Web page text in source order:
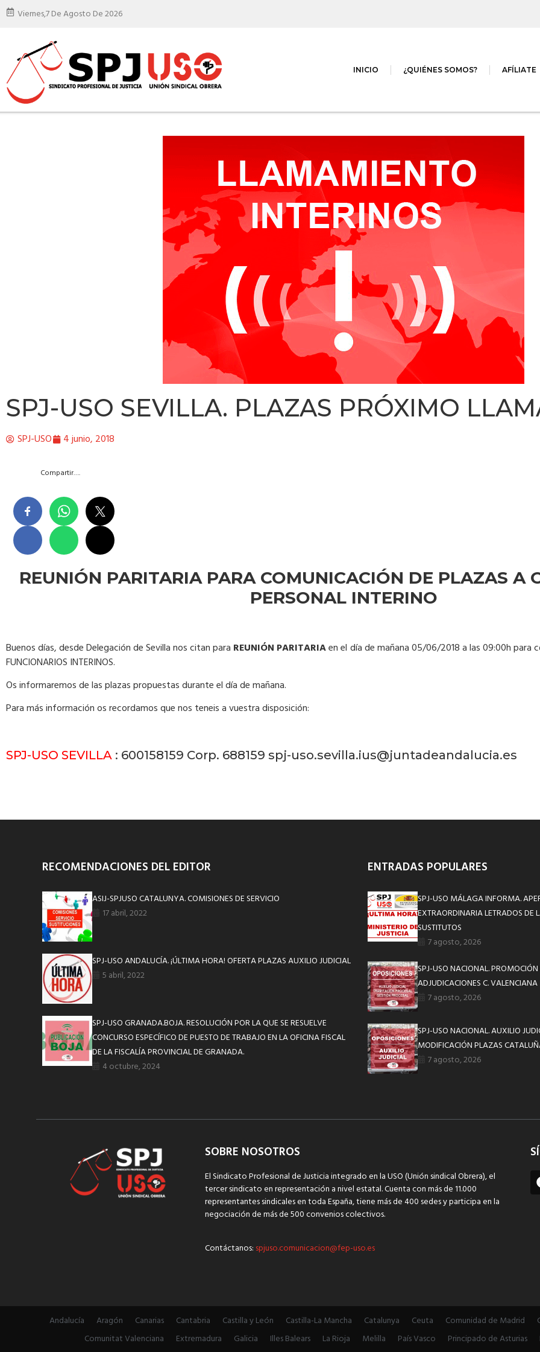
Viernes,7 De Agosto De 2026
INICIO ¿QUIÉNES SOMOS? AFÍLIATE
SPJ-USO SEVILLA. PLAZAS PRÓXIMO
SPJ-USO 4 junio, 2018
Compartir….
REUNIÓN PARITARIA PARA COMUNICACIÓN DE PLAZAS A
PERSONAL INTERINO
Buenos días, desde Delegación de Sevilla nos citan para REUNIÓN PARITARIAen el día de mañana 05/06/2018 a las 09:00h para
FUNCIONARIOS INTERINOS.
Os informaremos de las plazas propuestas durante el día de mañana.
Para más información os recordamos que nos teneis a vuestra disposición:
SPJ-USO SEVILLA : 600158159 Corp. 688159 spj-uso.sevilla.ius@juntadeandalucia.es
RECOMENDACIONES DEL EDITOR
ASIJ-SPJUSO CATALUNYA. COMISIONES DE SERVICIO
17 abril, 2022
SPJ-USO ANDALUCÍA. ¡ÚLTIMA HORA! OFERTA PLAZAS AUXILIO JUDICIAL
5 abril, 2022
SPJ-USO GRANADA.BOJA. RESOLUCIÓN POR LA QUE SE RESUELVE
CONCURSO ESPECÍFICO DE PUESTO DE TRABAJO EN LA OFICINA FISCAL
DE LA FISCALÍA PROVINCIAL DE GRANADA.
4 octubre, 2024
ENTRADAS POPULARES
SPJ-USO MÁLAGA INFORMA.
EXTRAORDINARIA LETRADOS DE
SUSTITUTOS
7 agosto, 2026
SPJ-USO NACIONAL.
ADJUDICACIONES C. VALENCIANA
7 agosto, 2026
SPJ-USO NACIONAL. AUXILIO
MODIFICACIÓN PLAZAS
7 agosto, 2026
SOBRE NOSOTROS
El Sindicato Profesional de Justicia integrado en la USO (Unión sindical Obrera), el
tercer sindicato en representación a nivel estatal. Cuenta con más de 11.000
representantes sindicales en toda España, tiene más de 400 sedes y participa en la
negociación de más de 500 convenios colectivos.
Contáctanos: spjuso.comunicacion@fep-uso.es
Andalucía Aragón Canarias Cantabria Castilla y León Castilla-La Mancha Catalunya Ceuta Comunidad de Madrid
Comunitat Valenciana
Extremadura Galicia Illes Balears La Rioja Melilla País Vasco Principado de Asturias